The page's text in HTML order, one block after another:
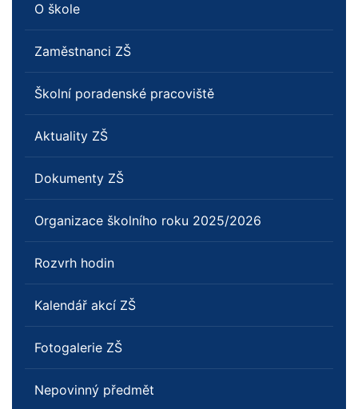
O škole
Zaměstnanci ZŠ
Školní poradenské pracoviště
Aktuality ZŠ
Dokumenty ZŠ
Organizace školního roku 2025/2026
Rozvrh hodin
Kalendář akcí ZŠ
Fotogalerie ZŠ
Nepovinný předmět